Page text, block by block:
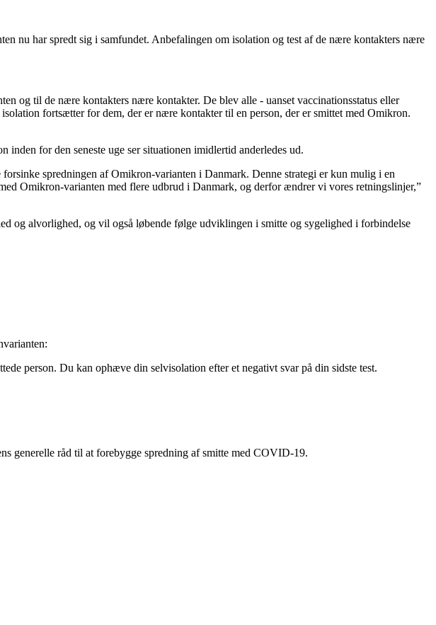
nu har spredt sig i samfundet. Anbefalingen om isolation og test af de nære kontakters nære
og til de nære kontakters nære kontakter. De blev alle - uanset vaccinationsstatus eller
fortsætter for dem, der er nære kontakter til en person, der er smittet med Omikron.
for den seneste uge ser situationen imidlertid anderledes ud.
spredningen af Omikron-varianten i Danmark. Denne strategi er kun mulig i en
Omikron-varianten med flere udbrud i Danmark, og derfor ændrer vi vores retningslinjer,”
og alvorlighed, og vil også løbende følge udviklingen i smitte og sygelighed i forbindelse
person­. Du kan ophæve din selvisolation efter et negativt svar på din sidste test.
generelle råd til at forebygge spredning af smitte med COVID-19.